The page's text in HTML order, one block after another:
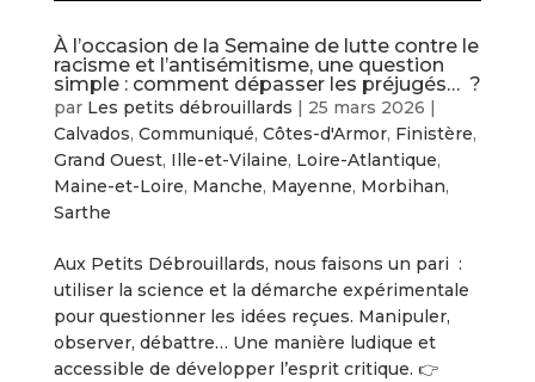
À l’occasion de la Semaine de lutte contre le
racisme et l’antisémitisme, une question
simple : comment dépasser les préjugés… ?
par Les petits débrouillards | 25 mars 2026 |
Calvados, Communiqué, Côtes-d'Armor, Finistère,
Grand Ouest, Ille-et-Vilaine, Loire-Atlantique,
Maine-et-Loire, Manche, Mayenne, Morbihan,
Sarthe
Aux Petits Débrouillards, nous faisons un pari :
utiliser la science et la démarche expérimentale
pour questionner les idées reçues. Manipuler,
observer, débattre… Une manière ludique et
accessible de développer l’esprit critique. 👉